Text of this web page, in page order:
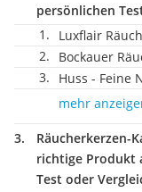
persönlichen
Luxflair
Bockauer
Huss - Feine
mehr
Räucherkerzen-
richtige Produkt
Test oder